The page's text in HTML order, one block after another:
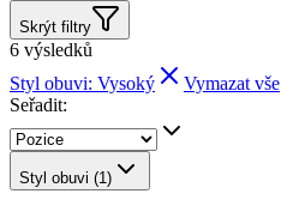
Skrýt filtry
6 výsledků
Styl obuvi: Vysoký
Vymazat vše
Seřadit:
Styl obuvi (1)